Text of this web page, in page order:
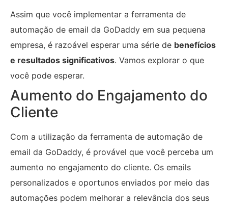
Assim que você implementar a ferramenta de
automação de email da GoDaddy em sua pequena
empresa, é razoável esperar uma série de benefícios
e resultados significativos. Vamos explorar o que
você pode esperar.
Aumento do Engajamento do
Cliente
Com a utilização da ferramenta de automação de
email da GoDaddy, é provável que você perceba um
aumento no engajamento do cliente. Os emails
personalizados e oportunos enviados por meio das
automações podem melhorar a relevância dos seus